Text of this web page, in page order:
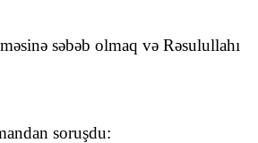
səbəb olmaq və Rəsulullahı
soruşdu: